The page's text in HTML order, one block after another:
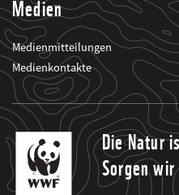
Medien
Medienmitteilungen
Medienkontakte
Die Natur
Sorgen